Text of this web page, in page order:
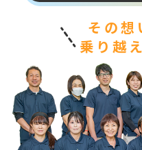
その想
乗り越